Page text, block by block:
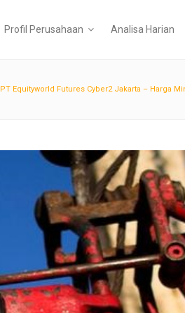
Profil Perusahaan Analisa Harian
PT Equityworld Futures Cyber2 Jakarta – Harga